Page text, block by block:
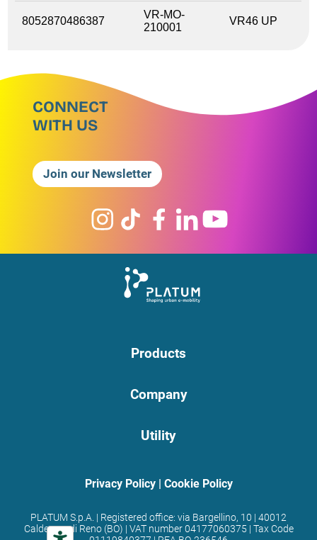
8052870486387
VR-MO-
210001
VR46 UP
CONNECT
WITH US
Join our Newsletter
Products
Company
Utility
Privacy Policy| Cookie Policy
PLATUM S.p.A. | Registered office: via Bargellino, 10 | 40012
Calderara di Reno (BO) | VAT number 04177060375 | Tax Code